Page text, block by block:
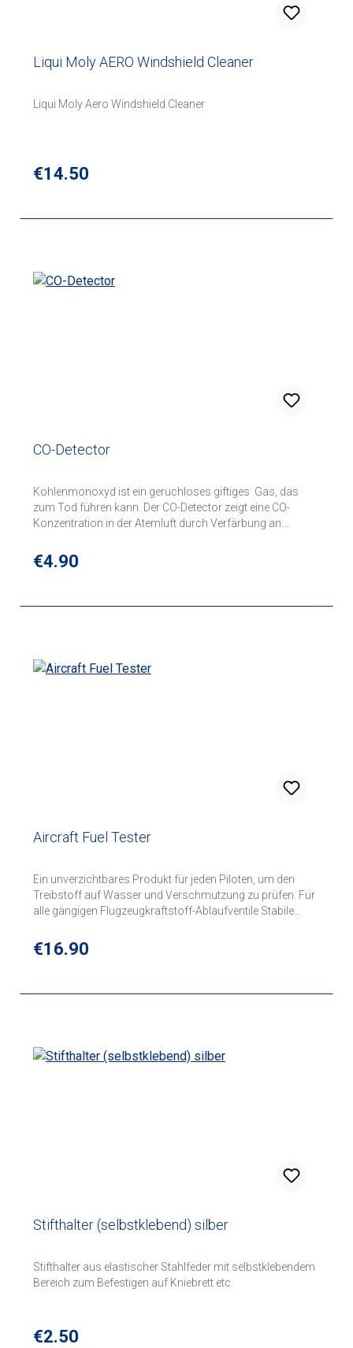
Liqui Moly AERO Windshield Cleaner
Liqui Moly Aero Windshield Cleaner
Regular price:
€14.50
CO-Detector
Kohlenmonoxyd ist ein geruchloses giftiges Gas, das
zum Tod führen kann. Der CO-Detector zeigt eine CO-
Konzentration in der Atemluft durch Verfärbung an.
ppm 4-5 min 300 ppm 2-4 min 400 ppm 1-4 min Die
Reaktionszeit variiert durch die Luftfeuchtigkeit.
Regular price:
€4.90
Aircraft Fuel Tester
Ein unverzichtbares Produkt für jeden Piloten, um den
Treibstoff auf Wasser und Verschmutzung zu prüfen. Für
alle gängigen Flugzeugkraftstoff-Ablaufventile Stabile
Flachschraubenzieher 3,4,5 Kreuzschraubenzieher 1,2,3
Einfache und saubere Bedienung Durchdachte Lösung
Regular price:
€16.90
Stifthalter (selbstklebend) silber
Stifthalter aus elastischer Stahlfeder mit selbstklebendem
Bereich zum Befestigen auf Kniebrett etc.
Regular price:
€2.50